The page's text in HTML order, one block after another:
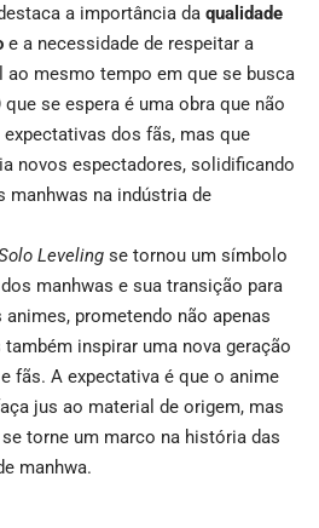
a importância da qualidade
e a necessidade de respeitar a
ao mesmo tempo em que se busca
que se espera é uma obra que não
dos fãs, mas que
novos espectadores, solidificando
manhwas na indústria de
Leveling se tornou um símbolo
manhwas e sua transição para
prometendo não apenas
também inspirar uma nova geração
fãs. A expectativa é que o anime
jus ao material de origem, mas
torne um marco na história das
manhwa.